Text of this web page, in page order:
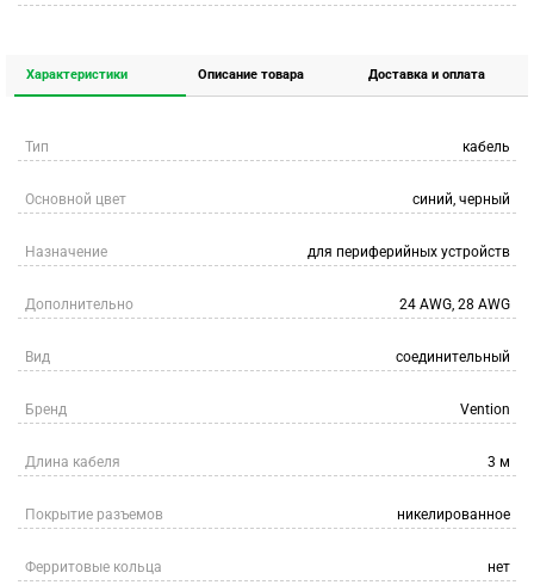
Характеристики Описание товара Доставка и оплата
Тип кабель
Основной цвет синий, черный
Назначение для периферийных устройств
Дополнительно 24 AWG, 28 AWG
Вид соединительный
Бренд Vention
Длина кабеля 3 м
Покрытие разъемов никелированное
Ферритовые кольца нет